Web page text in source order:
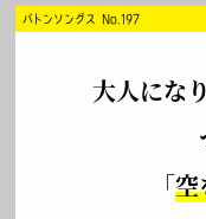
バトンソングス No.197
大人にな
「空